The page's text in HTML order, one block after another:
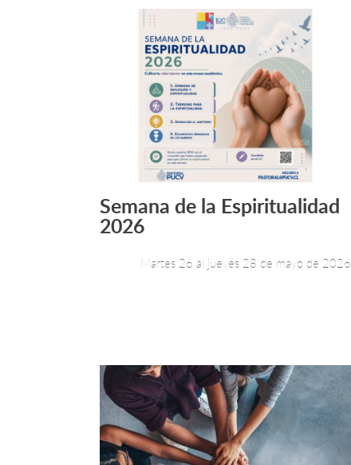
Leer más +
Semana de la Espiritualidad
2026
Martes 26 al jueves 28 de mayo de 2026